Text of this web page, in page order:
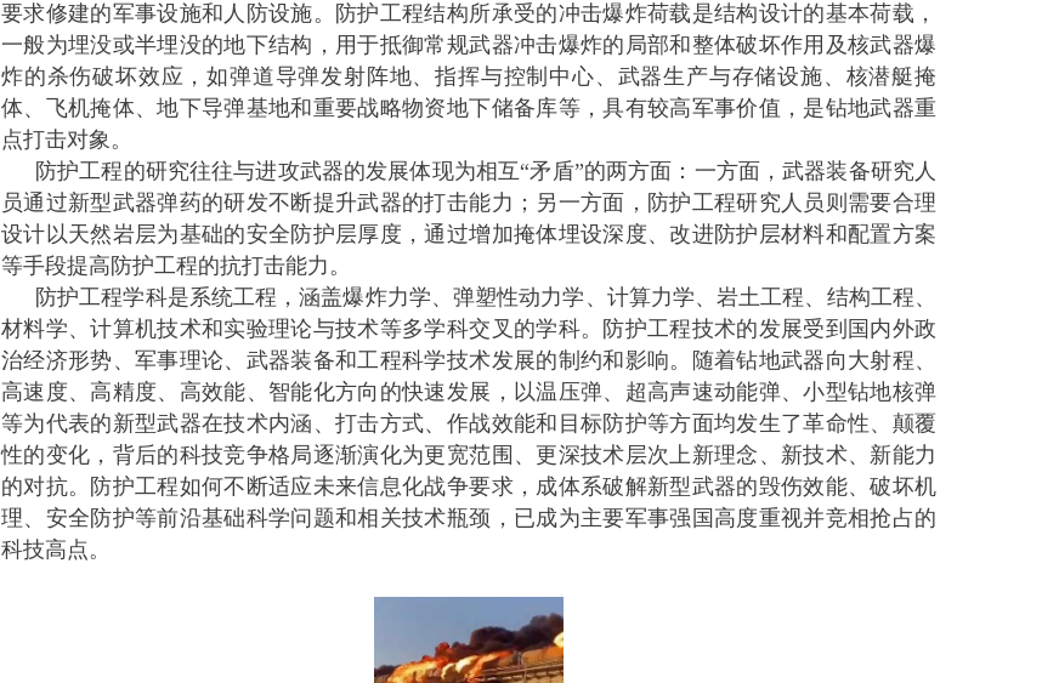
要求修建的军事设施和人防设施。防护工程结构所承受的冲击爆炸荷载是结构设计的基本荷载，
一般为埋没或半埋没的地下结构，用于抵御常规武器冲击爆炸的局部和整体破坏作用及核武器爆
炸的杀伤破坏效应，如弹道导弹发射阵地、指挥与控制中心、武器生产与存储设施、核潜艇掩
体、飞机掩体、地下导弹基地和重要战略物资地下储备库等，具有较高军事价值，是钻地武器重
点打击对象。
防护工程的研究往往与进攻武器的发展体现为相互“矛盾”的两方面：一方面，武器装备研究人
员通过新型武器弹药的研发不断提升武器的打击能力；另一方面，防护工程研究人员则需要合理
设计以天然岩层为基础的安全防护层厚度，通过增加掩体埋设深度、改进防护层材料和配置方案
等手段提高防护工程的抗打击能力。
防护工程学科是系统工程，涵盖爆炸力学、弹塑性动力学、计算力学、岩土工程、结构工程、
材料学、计算机技术和实验理论与技术等多学科交叉的学科。防护工程技术的发展受到国内外政
治经济形势、军事理论、武器装备和工程科学技术发展的制约和影响。随着钻地武器向大射程、
高速度、高精度、高效能、智能化方向的快速发展，以温压弹、超高声速动能弹、小型钻地核弹
等为代表的新型武器在技术内涵、打击方式、作战效能和目标防护等方面均发生了革命性、颠覆
性的变化，背后的科技竞争格局逐渐演化为更宽范围、更深技术层次上新理念、新技术、新能力
的对抗。防护工程如何不断适应未来信息化战争要求，成体系破解新型武器的毁伤效能、破坏机
理、安全防护等前沿基础科学问题和相关技术瓶颈，已成为主要军事强国高度重视并竞相抢占的
科技高点。